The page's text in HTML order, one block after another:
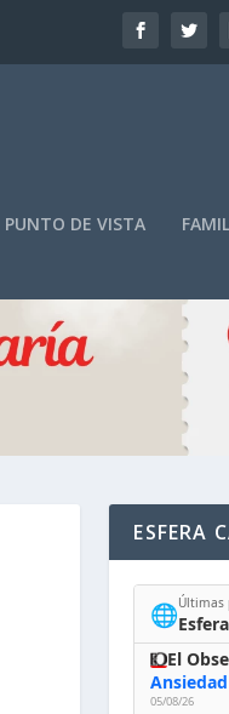
PUNTO DE VISTA
ESFERA
🌐Últimas
05/08/26